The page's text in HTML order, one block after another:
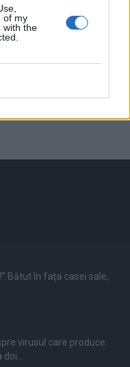
of my
with the
Bătut în fața casei sale,
virusul care produce